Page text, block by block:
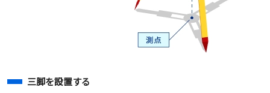
三脚を設置する